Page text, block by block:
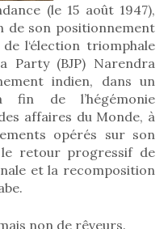
(le 15 août 1947),
de son positionnement
l‘élection triomphale
Party (BJP) Narendra
indien, dans un
de l’hégémonie
affaires du Monde, à
opérés sur son
retour progressif de
et la recomposition
non de rêveurs.